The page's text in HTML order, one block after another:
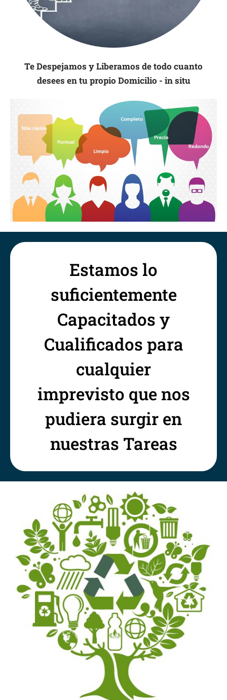
Te Despejamos y Liberamos de todo cuanto
desees en tu propio Domicilio - in situ
Estamos lo
suficientemente
Capacitados y
Cualificados para
cualquier
imprevisto que nos
pudiera surgir en
nuestras Tareas